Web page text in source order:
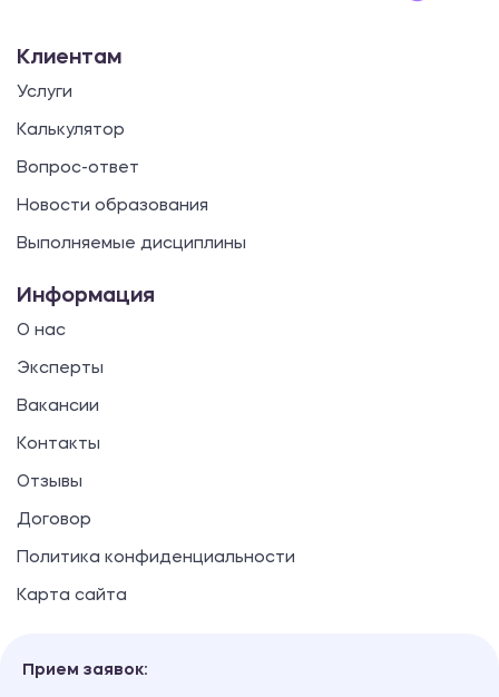
Клиентам
Услуги
Калькулятор
Вопрос-ответ
Новости образования
Выполняемые дисциплины
Информация
О нас
Эксперты
Вакансии
Контакты
Отзывы
Договор
Политика конфиденциальности
Карта сайта
Прием заявок: